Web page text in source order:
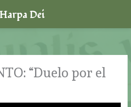
“Duelo por el
Harpa Dei